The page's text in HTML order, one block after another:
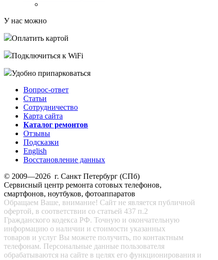
У нас можно
Оплатить картой
Подключиться к WiFi
Удобно припарковаться
Вопрос-ответ
Статьи
Сотрудничество
Карта сайта
Каталог ремонтов
Отзывы
Подсказки
English
Восстановление данных
© 2009—2026 г. Санкт Петербург (СПб)
Сервисный центр ремонта сотовых телефонов,
смартфонов, ноутбуков, фотоаппаратов
Обращаем Ваше, внимание! Сайт не является публичной
офертой, в соответствии со статьей 437 п.2
Гражданского кодекса РФ. Точную и окончательную
информацию о наличии и стоимости указанных
товаров и услуг Вы можете получить, по контактным
телефонам. Персональные данные пользователя
обрабатываются на сайте в целях его функционирования и